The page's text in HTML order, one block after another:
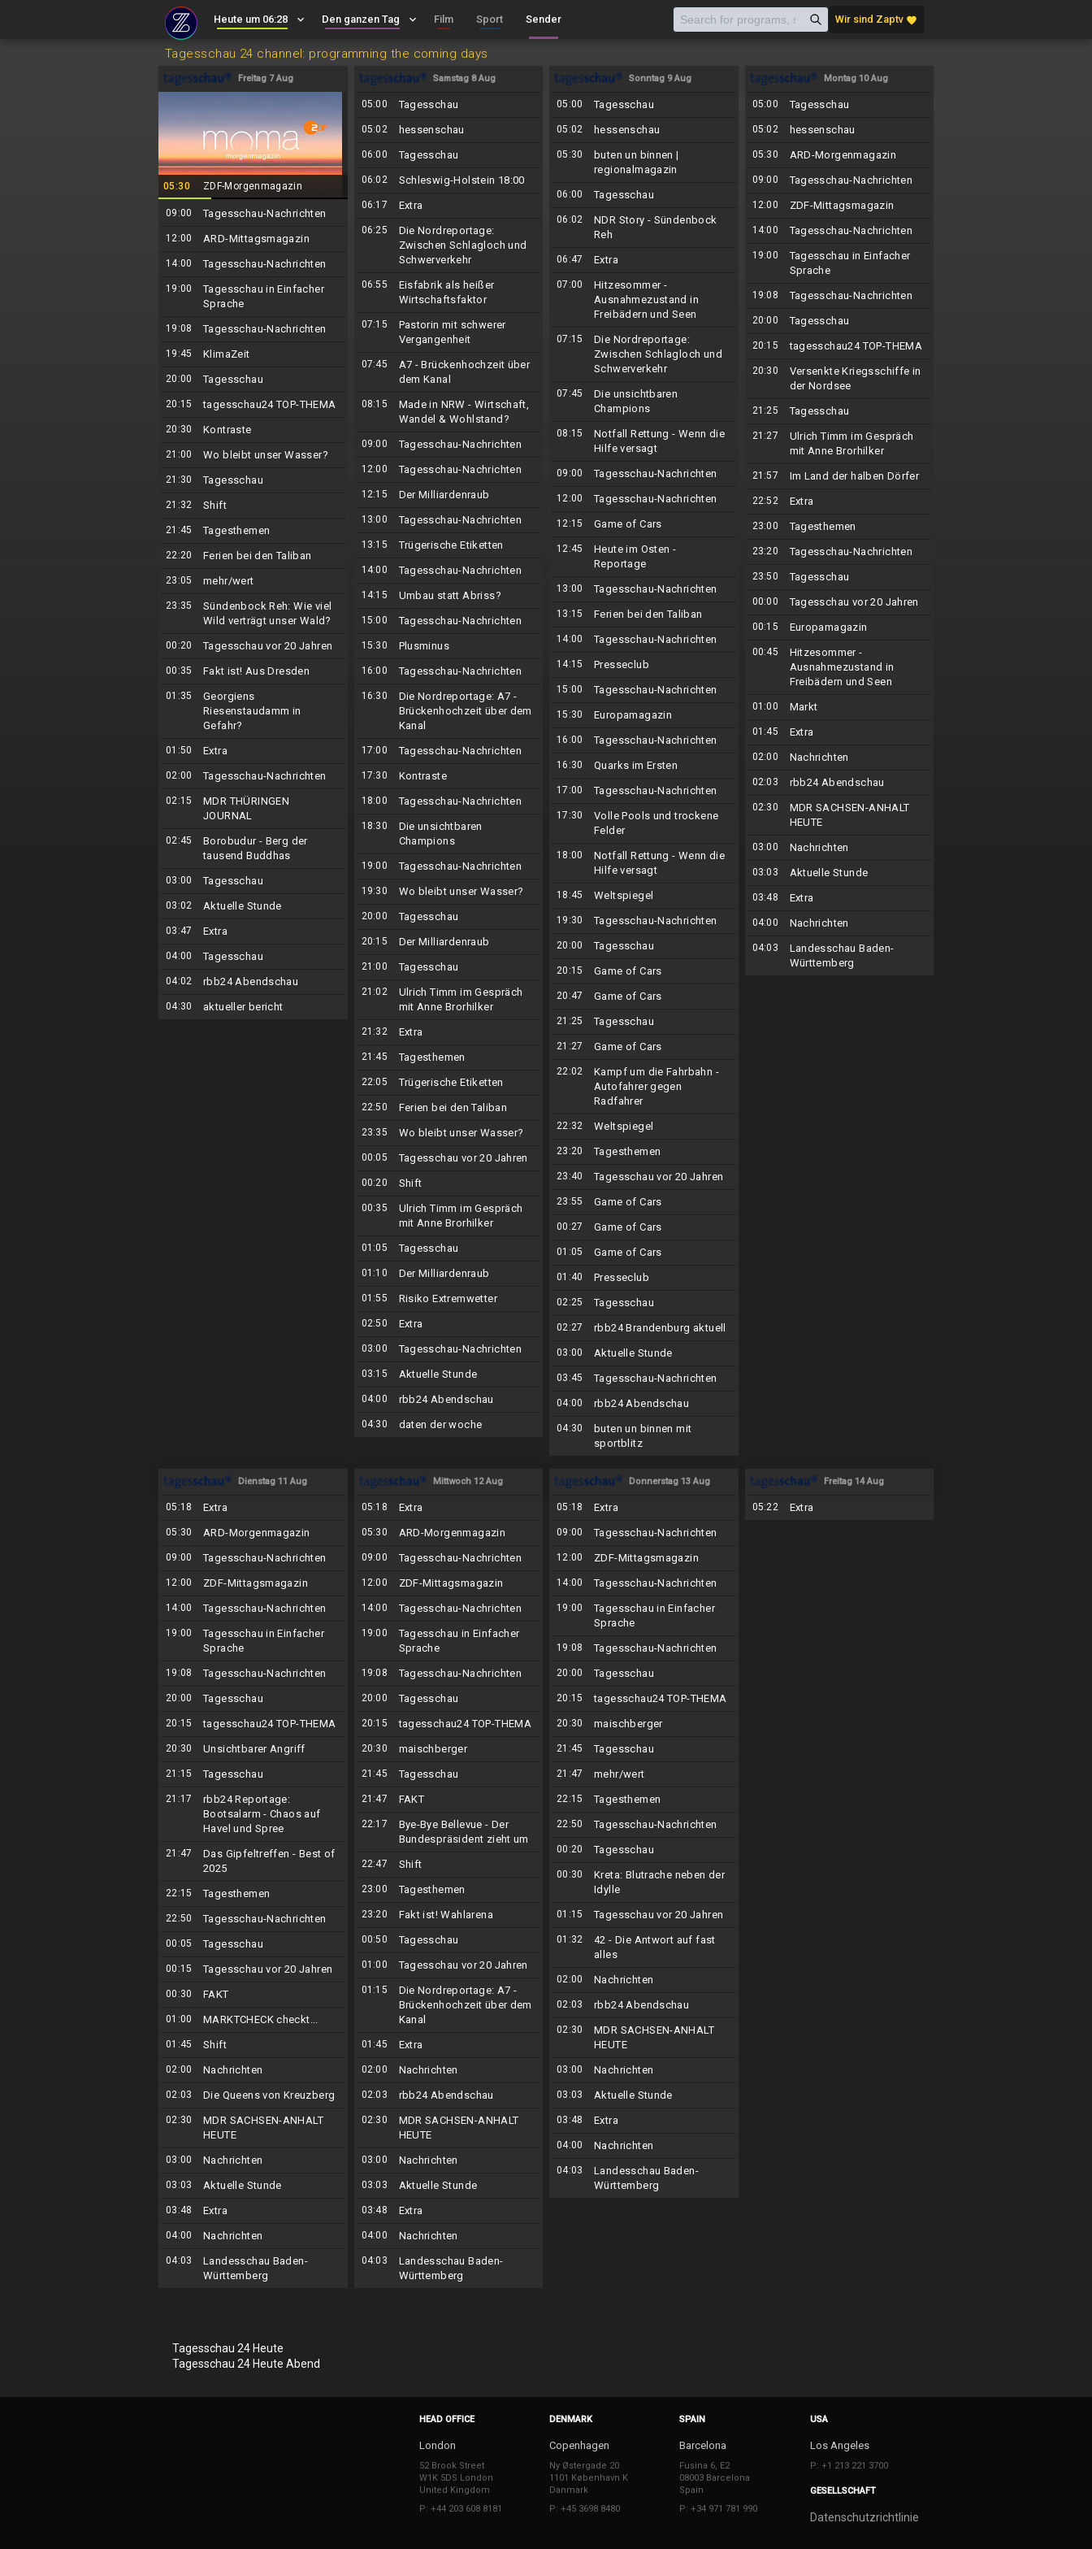
Heute um 06:28 keyboard_arrow_down Den ganzen Tag keyboard_arrow_down Film Sport Sender Wir sind Zaptv favorite
Tagesschau 24 channel: programming the coming days
Freitag 7 Aug
05:30 ZDF-Morgenmagazin
09:00 Tagesschau-Nachrichten
12:00 ARD-Mittagsmagazin
14:00 Tagesschau-Nachrichten
19:00
Tagesschau in Einfacher
Sprache
19:08 Tagesschau-Nachrichten
19:45 KlimaZeit
20:00 Tagesschau
20:15 tagesschau24 TOP-THEMA
20:30 Kontraste
21:00 Wo bleibt unser Wasser?
21:30 Tagesschau
21:32 Shift
21:45 Tagesthemen
22:20 Ferien bei den Taliban
23:05 mehr/wert
23:35
Sündenbock Reh: Wie viel
Wild verträgt unser Wald?
00:20 Tagesschau vor 20 Jahren
00:35 Fakt ist! Aus Dresden
01:35
Georgiens
Riesenstaudamm in
Gefahr?
01:50 Extra
02:00 Tagesschau-Nachrichten
02:15
MDR THÜRINGEN
JOURNAL
02:45
Borobudur - Berg der
tausend Buddhas
03:00 Tagesschau
03:02 Aktuelle Stunde
03:47 Extra
04:00 Tagesschau
04:02 rbb24 Abendschau
04:30 aktueller bericht
Samstag 8 Aug
05:00 Tagesschau
05:02 hessenschau
06:00 Tagesschau
06:02 Schleswig-Holstein 18:00
06:17 Extra
06:25
Die Nordreportage:
Zwischen Schlagloch und
Schwerverkehr
06:55
Eisfabrik als heißer
Wirtschaftsfaktor
07:15
Pastorin mit schwerer
Vergangenheit
07:45
A7 - Brückenhochzeit über
dem Kanal
08:15
Made in NRW - Wirtschaft,
Wandel & Wohlstand?
09:00 Tagesschau-Nachrichten
12:00 Tagesschau-Nachrichten
12:15 Der Milliardenraub
13:00 Tagesschau-Nachrichten
13:15 Trügerische Etiketten
14:00 Tagesschau-Nachrichten
14:15 Umbau statt Abriss?
15:00 Tagesschau-Nachrichten
15:30 Plusminus
16:00 Tagesschau-Nachrichten
16:30
Die Nordreportage: A7 -
Brückenhochzeit über dem
Kanal
17:00 Tagesschau-Nachrichten
17:30 Kontraste
18:00 Tagesschau-Nachrichten
18:30
Die unsichtbaren
Champions
19:00 Tagesschau-Nachrichten
19:30 Wo bleibt unser Wasser?
20:00 Tagesschau
20:15 Der Milliardenraub
21:00 Tagesschau
21:02
Ulrich Timm im Gespräch
mit Anne Brorhilker
21:32 Extra
21:45 Tagesthemen
22:05 Trügerische Etiketten
22:50 Ferien bei den Taliban
23:35 Wo bleibt unser Wasser?
00:05 Tagesschau vor 20 Jahren
00:20 Shift
00:35
Ulrich Timm im Gespräch
mit Anne Brorhilker
01:05 Tagesschau
01:10 Der Milliardenraub
01:55 Risiko Extremwetter
02:50 Extra
03:00 Tagesschau-Nachrichten
03:15 Aktuelle Stunde
04:00 rbb24 Abendschau
04:30 daten der woche
Sonntag 9 Aug
05:00 Tagesschau
05:02 hessenschau
05:30
buten un binnen |
regionalmagazin
06:00 Tagesschau
06:02
NDR Story - Sündenbock
Reh
06:47 Extra
07:00
Hitzesommer -
Ausnahmezustand in
Freibädern und Seen
07:15
Die Nordreportage:
Zwischen Schlagloch und
Schwerverkehr
07:45
Die unsichtbaren
Champions
08:15
Notfall Rettung - Wenn die
Hilfe versagt
09:00 Tagesschau-Nachrichten
12:00 Tagesschau-Nachrichten
12:15 Game of Cars
12:45
Heute im Osten -
Reportage
13:00 Tagesschau-Nachrichten
13:15 Ferien bei den Taliban
14:00 Tagesschau-Nachrichten
14:15 Presseclub
15:00 Tagesschau-Nachrichten
15:30 Europamagazin
16:00 Tagesschau-Nachrichten
16:30 Quarks im Ersten
17:00 Tagesschau-Nachrichten
17:30
Volle Pools und trockene
Felder
18:00
Notfall Rettung - Wenn die
Hilfe versagt
18:45 Weltspiegel
19:30 Tagesschau-Nachrichten
20:00 Tagesschau
20:15 Game of Cars
20:47 Game of Cars
21:25 Tagesschau
21:27 Game of Cars
22:02
Kampf um die Fahrbahn -
Autofahrer gegen
Radfahrer
22:32 Weltspiegel
23:20 Tagesthemen
23:40 Tagesschau vor 20 Jahren
23:55 Game of Cars
00:27 Game of Cars
01:05 Game of Cars
01:40 Presseclub
02:25 Tagesschau
02:27 rbb24 Brandenburg aktuell
03:00 Aktuelle Stunde
03:45 Tagesschau-Nachrichten
04:00 rbb24 Abendschau
04:30
buten un binnen mit
sportblitz
Montag 10 Aug
05:00 Tagesschau
05:02 hessenschau
05:30 ARD-Morgenmagazin
09:00 Tagesschau-Nachrichten
12:00 ZDF-Mittagsmagazin
14:00 Tagesschau-Nachrichten
19:00
Tagesschau in Einfacher
Sprache
19:08 Tagesschau-Nachrichten
20:00 Tagesschau
20:15 tagesschau24 TOP-THEMA
20:30
Versenkte Kriegsschiffe in
der Nordsee
21:25 Tagesschau
21:27
Ulrich Timm im Gespräch
mit Anne Brorhilker
21:57 Im Land der halben Dörfer
22:52 Extra
23:00 Tagesthemen
23:20 Tagesschau-Nachrichten
23:50 Tagesschau
00:00 Tagesschau vor 20 Jahren
00:15 Europamagazin
00:45
Hitzesommer -
Ausnahmezustand in
Freibädern und Seen
01:00 Markt
01:45 Extra
02:00 Nachrichten
02:03 rbb24 Abendschau
02:30
MDR SACHSEN-ANHALT
HEUTE
03:00 Nachrichten
03:03 Aktuelle Stunde
03:48 Extra
04:00 Nachrichten
04:03
Landesschau Baden-
Württemberg
Dienstag 11 Aug
05:18 Extra
05:30 ARD-Morgenmagazin
09:00 Tagesschau-Nachrichten
12:00 ZDF-Mittagsmagazin
14:00 Tagesschau-Nachrichten
19:00
Tagesschau in Einfacher
Sprache
19:08 Tagesschau-Nachrichten
20:00 Tagesschau
20:15 tagesschau24 TOP-THEMA
20:30 Unsichtbarer Angriff
21:15 Tagesschau
21:17
rbb24 Reportage:
Bootsalarm - Chaos auf
Havel und Spree
21:47
Das Gipfeltreffen - Best of
2025
22:15 Tagesthemen
22:50 Tagesschau-Nachrichten
00:05 Tagesschau
00:15 Tagesschau vor 20 Jahren
00:30 FAKT
01:00 MARKTCHECK checkt...
01:45 Shift
02:00 Nachrichten
02:03 Die Queens von Kreuzberg
02:30
MDR SACHSEN-ANHALT
HEUTE
03:00 Nachrichten
03:03 Aktuelle Stunde
03:48 Extra
04:00 Nachrichten
04:03
Landesschau Baden-
Württemberg
Mittwoch 12 Aug
05:18 Extra
05:30 ARD-Morgenmagazin
09:00 Tagesschau-Nachrichten
12:00 ZDF-Mittagsmagazin
14:00 Tagesschau-Nachrichten
19:00
Tagesschau in Einfacher
Sprache
19:08 Tagesschau-Nachrichten
20:00 Tagesschau
20:15 tagesschau24 TOP-THEMA
20:30 maischberger
21:45 Tagesschau
21:47 FAKT
22:17
Bye-Bye Bellevue - Der
Bundespräsident zieht um
22:47 Shift
23:00 Tagesthemen
23:20 Fakt ist! Wahlarena
00:50 Tagesschau
01:00 Tagesschau vor 20 Jahren
01:15
Die Nordreportage: A7 -
Brückenhochzeit über dem
Kanal
01:45 Extra
02:00 Nachrichten
02:03 rbb24 Abendschau
02:30
MDR SACHSEN-ANHALT
HEUTE
03:00 Nachrichten
03:03 Aktuelle Stunde
03:48 Extra
04:00 Nachrichten
04:03
Landesschau Baden-
Württemberg
Donnerstag 13 Aug
05:18 Extra
09:00 Tagesschau-Nachrichten
12:00 ZDF-Mittagsmagazin
14:00 Tagesschau-Nachrichten
19:00
Tagesschau in Einfacher
Sprache
19:08 Tagesschau-Nachrichten
20:00 Tagesschau
20:15 tagesschau24 TOP-THEMA
20:30 maischberger
21:45 Tagesschau
21:47 mehr/wert
22:15 Tagesthemen
22:50 Tagesschau-Nachrichten
00:20 Tagesschau
00:30
Kreta: Blutrache neben der
Idylle
01:15 Tagesschau vor 20 Jahren
01:32
42 - Die Antwort auf fast
alles
02:00 Nachrichten
02:03 rbb24 Abendschau
02:30
MDR SACHSEN-ANHALT
HEUTE
03:00 Nachrichten
03:03 Aktuelle Stunde
03:48 Extra
04:00 Nachrichten
04:03
Landesschau Baden-
Württemberg
Freitag 14 Aug
05:22 Extra
Tagesschau 24 Heute
Tagesschau 24 Heute Abend
HEAD OFFICE
London
52 Brook Street
W1K 5DS London
United Kingdom
P: +44 203 608 8181
DENMARK
Copenhagen
Ny Østergade 20
1101 København K
Danmark
P: +45 3698 8480
SPAIN
Barcelona
Fusina 6, E2
08003 Barcelona
Spain
P: +34 971 781 990
USA
Los Angeles
P: +1 213 221 3700
GESELLSCHAFT
Datenschutzrichtlinie